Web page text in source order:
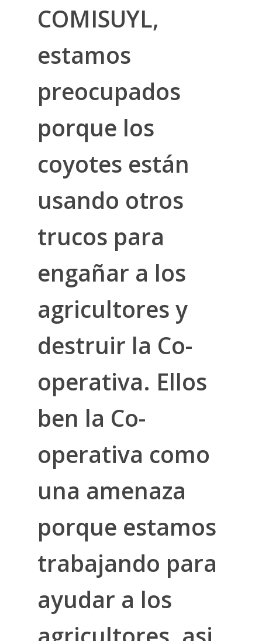
COMISUYL,
estamos
preocupados
porque los
coyotes están
usando otros
trucos para
engañar a los
agricultores y
destruir la Co-
operativa. Ellos
ben la Co-
operativa como
una amenaza
porque estamos
trabajando para
ayudar a los